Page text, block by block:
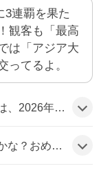
3連覇を果た
観客も「最高
は「アジア大
ってるよ。
新と合わせて話題性を高め、ファンの期待感を煽った可能性がある。
手が震えたわw」と興奮が伝わるコメントが目立ち、全体的に盛り上がりの雰囲気だ。